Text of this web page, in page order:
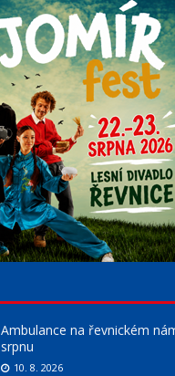
Ambulance na řevnickém
srpnu
10. 8. 2026